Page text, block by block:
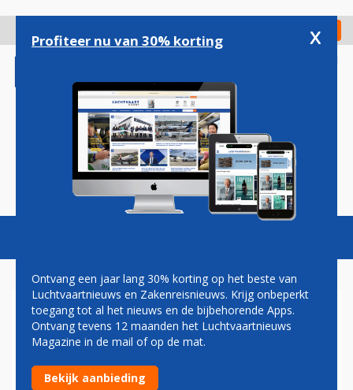
gaan
Check in
Magazine Podcasts Vacatures
BOEING DEELT MOKERSLAG
UIT AAN AIRBUS OP PARIS AIR
SHOW
Profiteer nu van 30% korting x
Ontvang een jaar lang 30% korting op het beste van
Luchtvaartnieuws en Zakenreisnieuws. Krijg onbeperkt
toegang tot al het nieuws en de bijbehorende Apps.
Ontvang tevens 12 maanden het Luchtvaartnieuws
Magazine in de mail of op de mat.
Bekijk aanbieding